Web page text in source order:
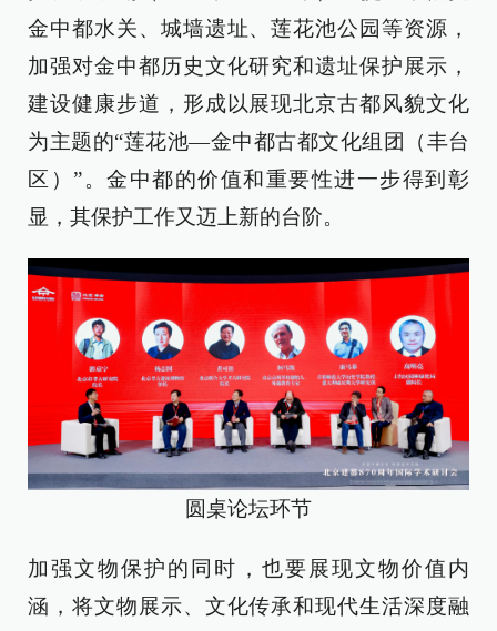
金中都水关、城墙遗址、莲花池公园等资源，
加强对金中都历史文化研究和遗址保护展示，
建设健康步道，形成以展现北京古都风貌文化
为主题的“莲花池—金中都古都文化组团（丰台
区）”。金中都的价值和重要性进一步得到彰
显，其保护工作又迈上新的台阶。
圆桌论坛环节
加强文物保护的同时，也要展现文物价值内
涵，将文物展示、文化传承和现代生活深度融